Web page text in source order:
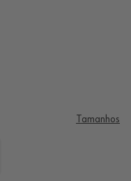
Tamanhos